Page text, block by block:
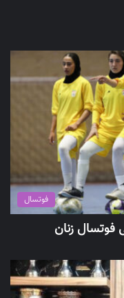
فوتسال
فوتسال زنان